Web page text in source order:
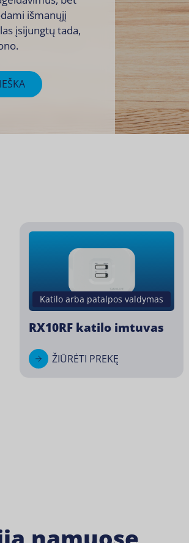
išmanųjį
įsijungtų tada,
Katilo arba patalpos valdymas
RX10RF katilo imtuvas
ŽIŪRĖTI PREKĘ